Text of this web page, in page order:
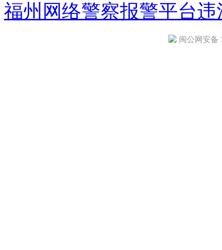
福州网络警察报警平台违
闽公网安备